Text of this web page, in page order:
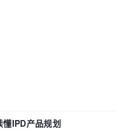
懂IPD产品规划